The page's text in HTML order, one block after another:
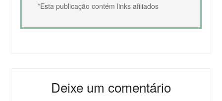
*Esta publicação contém links afiliados
Deixe um comentário